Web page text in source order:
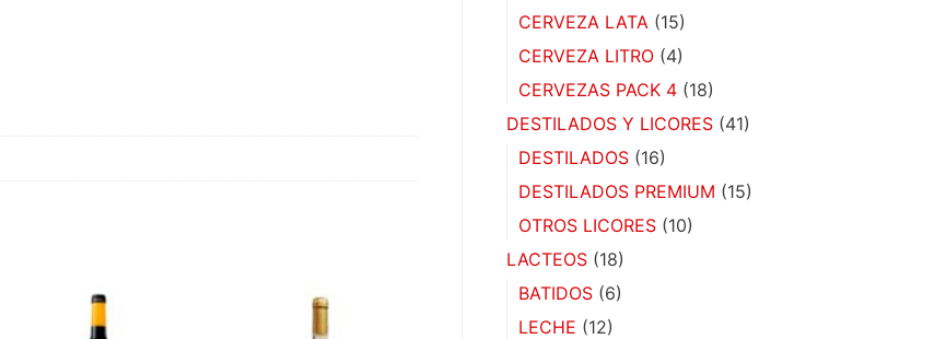
CERVEZA LATA (15)
CERVEZA LITRO (4)
CERVEZAS PACK 4 (18)
DESTILADOS Y LICORES (41)
DESTILADOS (16)
DESTILADOS PREMIUM (15)
OTROS LICORES (10)
LACTEOS (18)
BATIDOS (6)
LECHE (12)